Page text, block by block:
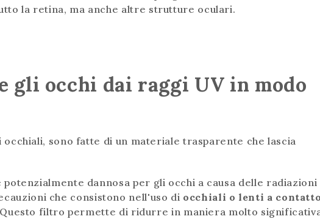
la retina, ma anche altre strutture oculari.
gli occhi dai raggi UV in modo
sono fatte di un materiale trasparente che lascia
dannosa per gli occhi a causa delle radiazioni
che consistono nell'uso di occhiali o lenti a
filtro permette di ridurre in maniera molto